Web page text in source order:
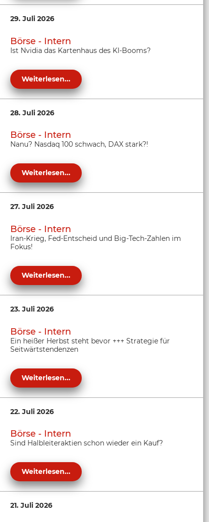
29. Juli 2026
Börse - Intern
Ist Nvidia das Kartenhaus des KI-Booms?
Weiterlesen...
28. Juli 2026
Börse - Intern
Nanu? Nasdaq 100 schwach, DAX stark?!
Weiterlesen...
27. Juli 2026
Börse - Intern
Iran-Krieg, Fed-Entscheid und Big-Tech-Zahlen im
Fokus!
Weiterlesen...
23. Juli 2026
Börse - Intern
Ein heißer Herbst steht bevor +++ Strategie für
Seitwärtstendenzen
Weiterlesen...
22. Juli 2026
Börse - Intern
Sind Halbleiteraktien schon wieder ein Kauf?
Weiterlesen...
21. Juli 2026